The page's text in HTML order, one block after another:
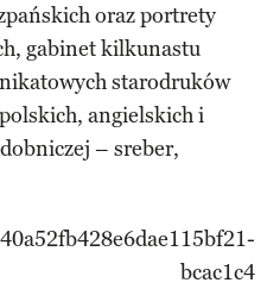
oraz portrety
gabinet kilkunastu
starodruków
angielskich i
– sreber,